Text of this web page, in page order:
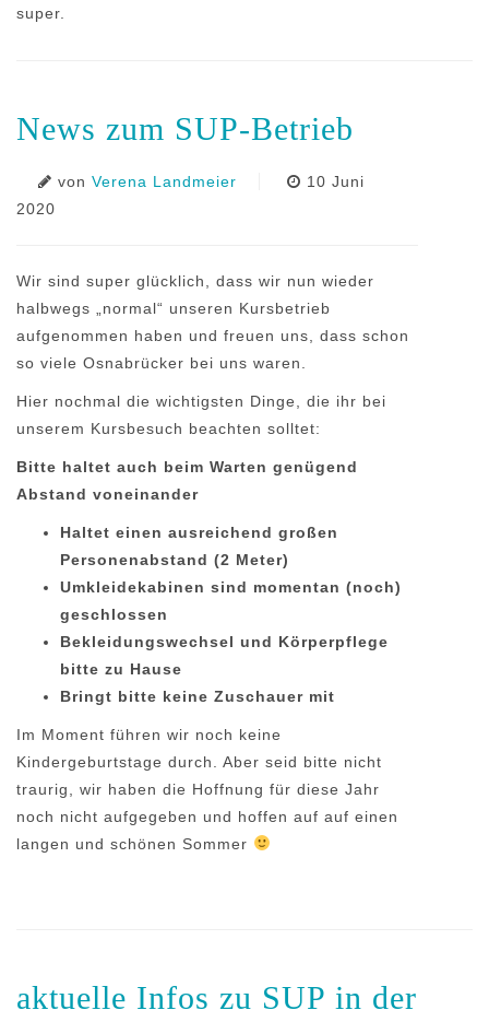
super.
News zum SUP-Betrieb
von Verena Landmeier
10 Juni
2020
Wir sind super glücklich, dass wir nun wieder
halbwegs „normal“ unseren Kursbetrieb
aufgenommen haben und freuen uns, dass schon
so viele Osnabrücker bei uns waren.
Hier nochmal die wichtigsten Dinge, die ihr bei
unserem Kursbesuch beachten solltet:
Bitte haltet auch beim Warten genügend
Abstand voneinander
Haltet einen ausreichend großen
Personenabstand (2 Meter)
Umkleidekabinen sind momentan (noch)
geschlossen
Bekleidungswechsel und Körperpflege
bitte zu Hause
Bringt bitte keine Zuschauer mit
Im Moment führen wir noch keine
Kindergeburtstage durch. Aber seid bitte nicht
traurig, wir haben die Hoffnung für diese Jahr
noch nicht aufgegeben und hoffen auf auf einen
langen und schönen Sommer
aktuelle Infos zu SUP in der